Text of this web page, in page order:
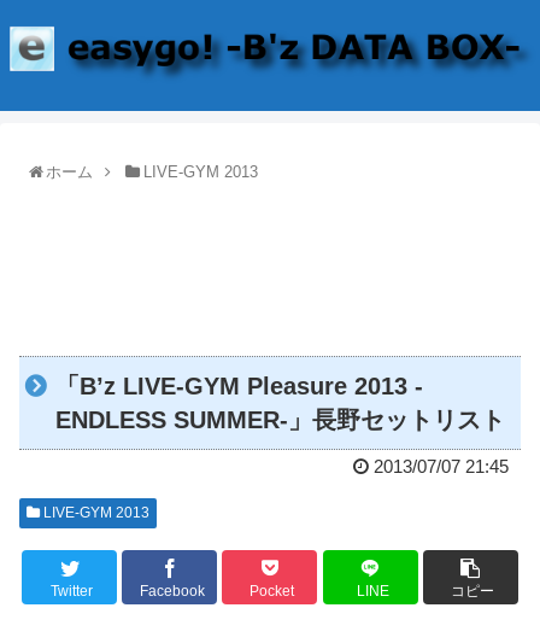
ホーム LIVE-GYM 2013
「B’z LIVE-GYM Pleasure 2013 -
ENDLESS SUMMER-」長野セットリスト
2013/07/07 21:45
LIVE-GYM 2013
Twitter Facebook Pocket LINE コピー